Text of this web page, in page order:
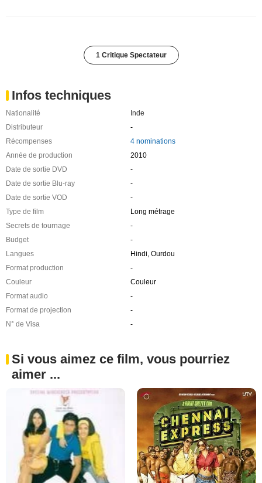
1 Critique Spectateur
Infos techniques
Nationalité
Inde
Distributeur
-
Récompenses
4 nominations
Année de production
2010
Date de sortie DVD
-
Date de sortie Blu-ray
-
Date de sortie VOD
-
Type de film
Long métrage
Secrets de tournage
-
Budget
-
Langues
Hindi, Ourdou
Format production
-
Couleur
Couleur
Format audio
-
Format de projection
-
N° de Visa
-
Si vous aimez ce film, vous pourriez
aimer ...